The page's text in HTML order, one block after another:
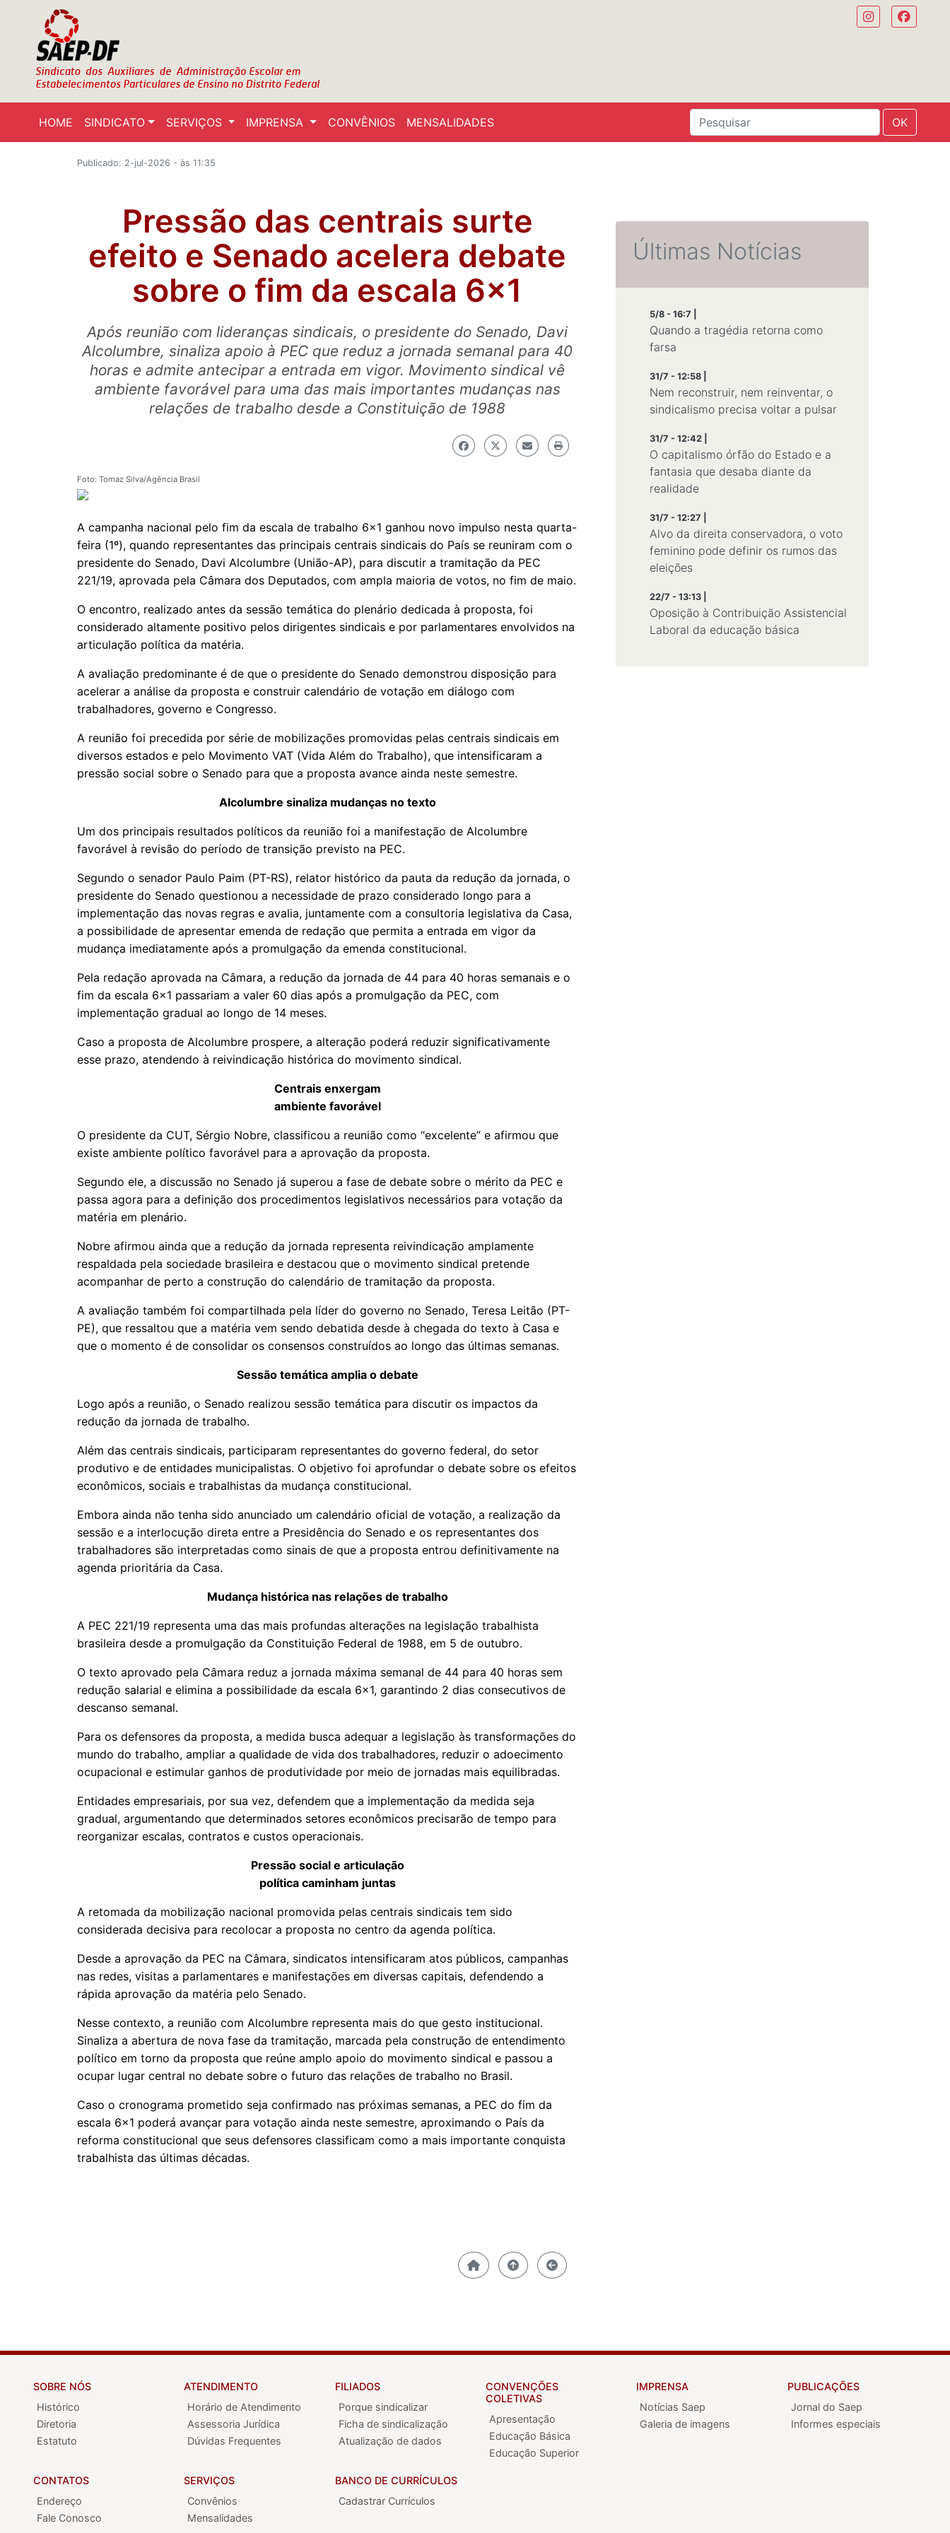
HOME SINDICATO SERVIÇOS IMPRENSA CONVÊNIOS MENSALIDADES OK
Publicado: 2-jul-2026 - às 11:35
Pressão das centrais surte
efeito e Senado acelera debate
sobre o fim da escala 6×1
Após reunião com lideranças sindicais, o presidente do Senado, Davi
Alcolumbre, sinaliza apoio à PEC que reduz a jornada semanal para 40
horas e admite antecipar a entrada em vigor. Movimento sindical vê
ambiente favorável para uma das mais importantes mudanças nas
relações de trabalho desde a Constituição de 1988
Foto: Tomaz Silva/Agência Brasil
A campanha nacional pelo fim da escala de trabalho 6×1 ganhou novo impulso nesta quarta-
feira (1º), quando representantes das principais centrais sindicais do País se reuniram com o
presidente do Senado, Davi Alcolumbre (União-AP), para discutir a tramitação da PEC
221/19, aprovada pela Câmara dos Deputados, com ampla maioria de votos, no fim de maio.
O encontro, realizado antes da sessão temática do plenário dedicada à proposta, foi
considerado altamente positivo pelos dirigentes sindicais e por parlamentares envolvidos na
articulação política da matéria.
A avaliação predominante é de que o presidente do Senado demonstrou disposição para
acelerar a análise da proposta e construir calendário de votação em diálogo com
trabalhadores, governo e Congresso.
A reunião foi precedida por série de mobilizações promovidas pelas centrais sindicais em
diversos estados e pelo Movimento VAT (Vida Além do Trabalho), que intensificaram a
pressão social sobre o Senado para que a proposta avance ainda neste semestre.
Alcolumbre sinaliza mudanças no texto
Um dos principais resultados políticos da reunião foi a manifestação de Alcolumbre
favorável à revisão do período de transição previsto na PEC.
Segundo o senador Paulo Paim (PT-RS), relator histórico da pauta da redução da jornada, o
presidente do Senado questionou a necessidade de prazo considerado longo para a
implementação das novas regras e avalia, juntamente com a consultoria legislativa da Casa,
a possibilidade de apresentar emenda de redação que permita a entrada em vigor da
mudança imediatamente após a promulgação da emenda constitucional.
Pela redação aprovada na Câmara, a redução da jornada de 44 para 40 horas semanais e o
fim da escala 6×1 passariam a valer 60 dias após a promulgação da PEC, com
implementação gradual ao longo de 14 meses.
Caso a proposta de Alcolumbre prospere, a alteração poderá reduzir significativamente
esse prazo, atendendo à reivindicação histórica do movimento sindical.
Centrais enxergam
ambiente favorável
O presidente da CUT, Sérgio Nobre, classificou a reunião como “excelente” e afirmou que
existe ambiente político favorável para a aprovação da proposta.
Segundo ele, a discussão no Senado já superou a fase de debate sobre o mérito da PEC e
passa agora para a definição dos procedimentos legislativos necessários para votação da
matéria em plenário.
Nobre afirmou ainda que a redução da jornada representa reivindicação amplamente
respaldada pela sociedade brasileira e destacou que o movimento sindical pretende
acompanhar de perto a construção do calendário de tramitação da proposta.
A avaliação também foi compartilhada pela líder do governo no Senado, Teresa Leitão (PT-
PE), que ressaltou que a matéria vem sendo debatida desde à chegada do texto à Casa e
que o momento é de consolidar os consensos construídos ao longo das últimas semanas.
Sessão temática amplia o debate
Logo após a reunião, o Senado realizou sessão temática para discutir os impactos da
redução da jornada de trabalho.
Além das centrais sindicais, participaram representantes do governo federal, do setor
produtivo e de entidades municipalistas. O objetivo foi aprofundar o debate sobre os efeitos
econômicos, sociais e trabalhistas da mudança constitucional.
Embora ainda não tenha sido anunciado um calendário oficial de votação, a realização da
sessão e a interlocução direta entre a Presidência do Senado e os representantes dos
trabalhadores são interpretadas como sinais de que a proposta entrou definitivamente na
agenda prioritária da Casa.
Mudança histórica nas relações de trabalho
A PEC 221/19 representa uma das mais profundas alterações na legislação trabalhista
brasileira desde a promulgação da Constituição Federal de 1988, em 5 de outubro.
O texto aprovado pela Câmara reduz a jornada máxima semanal de 44 para 40 horas sem
redução salarial e elimina a possibilidade da escala 6×1, garantindo 2 dias consecutivos de
descanso semanal.
Para os defensores da proposta, a medida busca adequar a legislação às transformações do
mundo do trabalho, ampliar a qualidade de vida dos trabalhadores, reduzir o adoecimento
ocupacional e estimular ganhos de produtividade por meio de jornadas mais equilibradas.
Entidades empresariais, por sua vez, defendem que a implementação da medida seja
gradual, argumentando que determinados setores econômicos precisarão de tempo para
reorganizar escalas, contratos e custos operacionais.
Pressão social e articulação
política caminham juntas
A retomada da mobilização nacional promovida pelas centrais sindicais tem sido
considerada decisiva para recolocar a proposta no centro da agenda política.
Desde a aprovação da PEC na Câmara, sindicatos intensificaram atos públicos, campanhas
nas redes, visitas a parlamentares e manifestações em diversas capitais, defendendo a
rápida aprovação da matéria pelo Senado.
Nesse contexto, a reunião com Alcolumbre representa mais do que gesto institucional.
Sinaliza a abertura de nova fase da tramitação, marcada pela construção de entendimento
político em torno da proposta que reúne amplo apoio do movimento sindical e passou a
ocupar lugar central no debate sobre o futuro das relações de trabalho no Brasil.
Caso o cronograma prometido seja confirmado nas próximas semanas, a PEC do fim da
escala 6×1 poderá avançar para votação ainda neste semestre, aproximando o País da
reforma constitucional que seus defensores classificam como a mais importante conquista
trabalhista das últimas décadas.
Últimas Notícias
5/8 - 16:7 |
Quando a tragédia retorna como
farsa
31/7 - 12:58 |
Nem reconstruir, nem reinventar, o
sindicalismo precisa voltar a pulsar
31/7 - 12:42 |
O capitalismo órfão do Estado e a
fantasia que desaba diante da
realidade
31/7 - 12:27 |
Alvo da direita conservadora, o voto
feminino pode definir os rumos das
eleições
22/7 - 13:13 |
Oposição à Contribuição Assistencial
Laboral da educação básica
SOBRE NÓS
Histórico
Diretoria
Estatuto
CONTATOS
Endereço
Fale Conosco
ATENDIMENTO
Horário de Atendimento
Assessoria Jurídica
Dúvidas Frequentes
SERVIÇOS
Convênios
Mensalidades
FILIADOS
Porque sindicalizar
Ficha de sindicalização
Atualização de dados
BANCO DE CURRÍCULOS
Cadastrar Currículos
CONVENÇÕES
COLETIVAS
Apresentação
Educação Básica
Educação Superior
IMPRENSA
Notícias Saep
Galeria de imagens
PUBLICAÇÕES
Jornal do Saep
Informes especiais